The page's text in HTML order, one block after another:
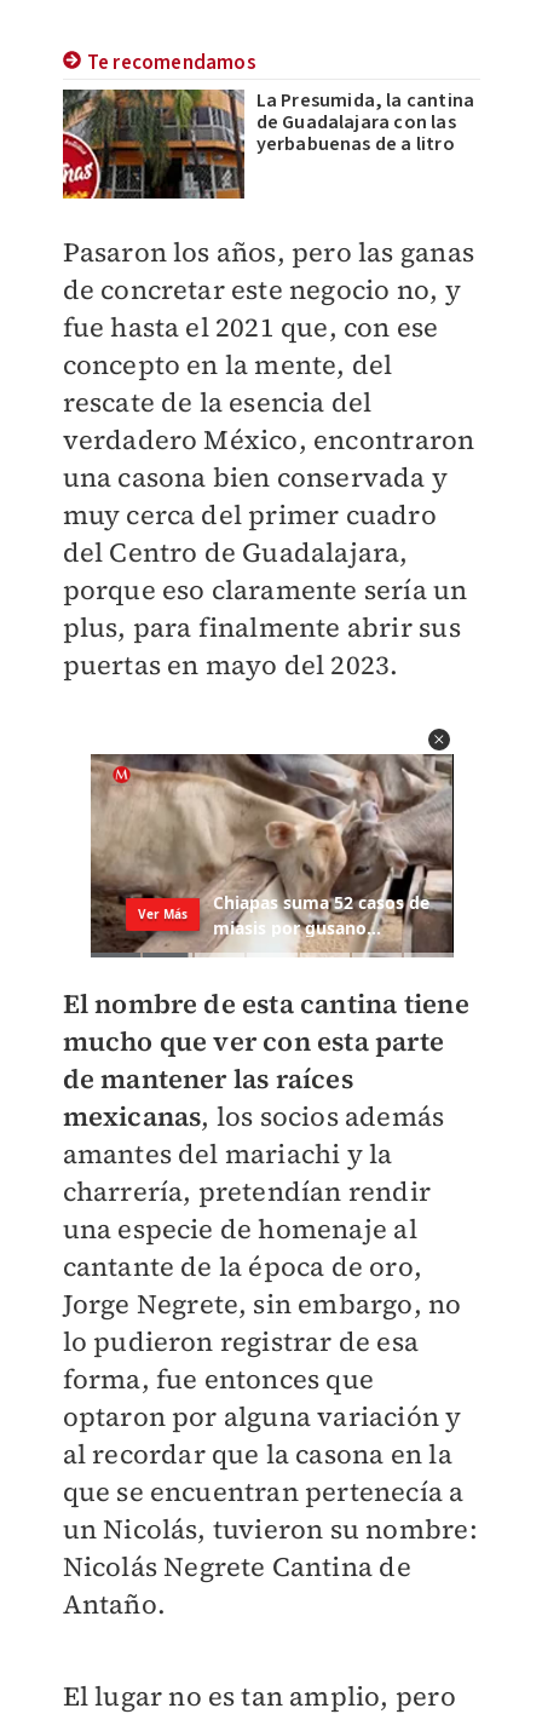
Te recomendamos
La Presumida, la cantina
de Guadalajara con las
yerbabuenas de a litro
Pasaron los años, pero las ganas
de concretar este negocio no, y
fue hasta el 2021 que, con ese
concepto en la mente, del
rescate de la esencia del
verdadero México, encontraron
una casona bien conservada y
muy cerca del primer cuadro
del Centro de Guadalajara,
porque eso claramente sería un
plus, para finalmente abrir sus
puertas en mayo del 2023.
El nombre de esta cantina tiene
mucho que ver con esta parte
de mantener las raíces
mexicanas, los socios además
amantes del mariachi y la
charrería, pretendían rendir
una especie de homenaje al
cantante de la época de oro,
Jorge Negrete, sin embargo, no
lo pudieron registrar de esa
forma, fue entonces que
optaron por alguna variación y
al recordar que la casona en la
que se encuentran pertenecía a
un Nicolás, tuvieron su nombre:
Nicolás Negrete Cantina de
Antaño.
El lugar no es tan amplio, pero